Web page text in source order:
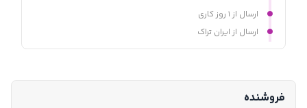
ارسال از ۱ روز کاری
ارسال از ایران تراک
فروشنده